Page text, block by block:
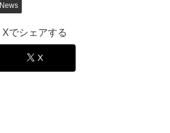
News
Xでシェアする
X